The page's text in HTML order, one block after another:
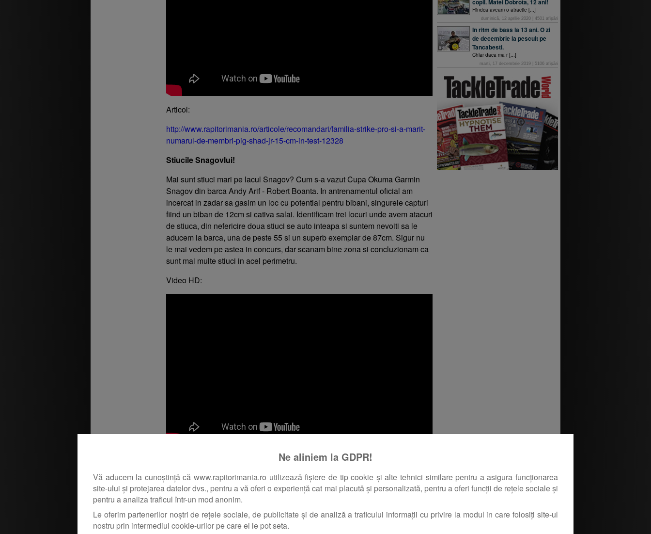
Ne aliniem la GDPR!
Vă aducem la cunoștință că www.rapitorimania.ro utilizează fișiere de tip cookie și alte tehnici similare pentru a asigura funcționarea
site-ului și protejarea datelor dvs., pentru a vă oferi o experiență cat mai placută și personalizată, pentru a oferi funcții de rețele sociale și
pentru a analiza traficul într-un mod anonim.
Le oferim partenerilor noștri de rețele sociale, de publicitate și de analiză a traficului informații cu privire la modul in care folosiți site-ul
nostru prin intermediul cookie-urilor pe care ei le pot seta.
Articol:
http://www.rapitorimania.ro/articole/recomandari/familia-strike-pro-si-a-marit-
numarul-de-membri-pig-shad-jr-15-cm-in-test-12328
Stiucile Snagovlui!
Mai sunt stiuci mari pe lacul Snagov? Cum s-a vazut Cupa Okuma Garmin
Snagov din barca Andy Arif - Robert Boanta. In antrenamentul oficial am
incercat in zadar sa gasim un loc cu potential pentru bibani, singurele capturi
fiind un biban de 12cm si cativa salai. Identificam trei locuri unde avem atacuri
de stiuca, din nefericire doua stiuci se auto inteapa si suntem nevoiti sa le
aducem la barca, una de peste 55 si un superb exemplar de 87cm. Sigur nu
le mai vedem pe astea in concurs, dar scanam bine zona si concluzionam ca
sunt mai multe stiuci in acel perimetru.
Video HD:
http://www.rapitorimania.ro/articole/competitii/snagovul-si-stiucile-lui-13593
Prima mea stiuca mare, coperta Aventuri la pescuit!
Asa am prins prima mea stiuca mare, cred ca avea peste 9 kg. Sunt mai mult
de 15 ani de atunci, sezatia este greu de descris cand simti ca ai prins stiuca
copil. Matei Dobrota, 12 ani!
Fiindca aveam o atractie [...]
duminică, 12 aprilie 2020 4501 afişări
In ritm de bass la 13 ani. O zi
de decembrie la pescuit pe
Tancabesti.
Chiar daca ma r [...]
marți, 17 decembrie 2019 5106 afişări